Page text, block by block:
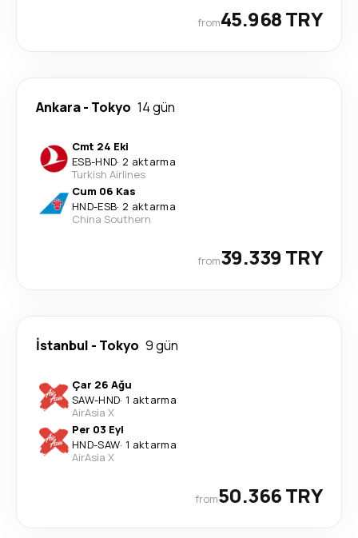
from45.968 TRY
Ankara- Tokyo 14 gün
Cmt 24 Eki
ESB-HND· 2 aktarma
Turkish Airlines
Cum 06 Kas
HND-ESB· 2 aktarma
China Southern
from39.339 TRY
İstanbul - Tokyo 9 gün
Çar 26 Ağu
SAW-HND· 1 aktarma
AirAsia X
Per 03 Eyl
HND-SAW· 1 aktarma
AirAsia X
from50.366 TRY